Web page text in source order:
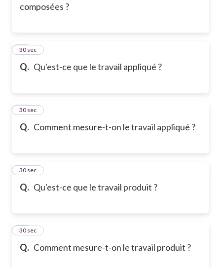
composées ?
Q. Qu'est-ce que le travail appliqué ?
25
30 sec
Q. Comment mesure-t-on le travail appliqué ?
26
30 sec
Q. Qu'est-ce que le travail produit ?
27
30 sec
Q. Comment mesure-t-on le travail produit ?
28
30 sec